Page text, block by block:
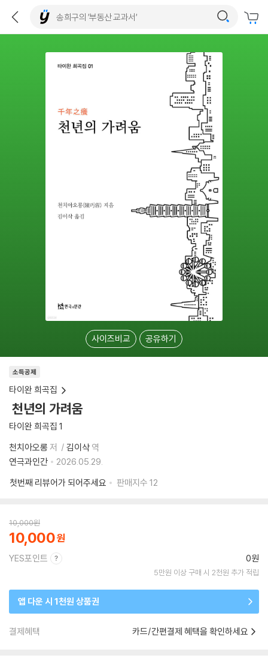
사이즈비교 공유하기
소득공제
타이완 희곡집
천년의 가려움
타이완 희곡집 1
천치아오롱 저 김이삭 역
연극과인간
2026.05.29.
첫번째 리뷰어가 되어주세요
판매지수 12
10,000원
10,000
YES포인트 0원
5만원 이상 구매 시 2천원 추가 적립
앱 다운 시 1천원 상품권
결제혜택 카드/간편결제 혜택을 확인하세요